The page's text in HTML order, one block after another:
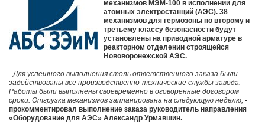
механизмов МЭМ-100 в исполнении для
атомных электростанций (АЭС). 38
механизмов для гермозоны по второму и
третьему классу безопасности будут
установлены на приводной арматуре в
реакторном отделении строящейся
Нововоронежской АЭС.
- Для успешного выполнения столь ответственного заказа были
задействованы все производственно-технические службы завода.
Работы были выполнены своевременно в оговоренные договором
сроки. Отгрузка механизмов запланирована на следующую неделю, -
прокомментировал выполнение заказа руководитель направления
«Оборудование для АЭС» Александр Урмавшин.